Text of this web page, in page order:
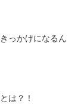
っかけになるん
は？！